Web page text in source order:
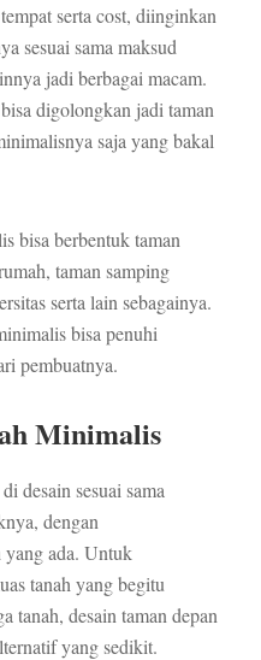
serta cost, diinginkan
sesuai sama maksud
jadi berbagai macam.
digolongkan jadi taman
saja yang bakal
bisa berbentuk taman
taman samping
serta lain sebagainya.
bisa penuhi
pembuatnya.
Minimalis
desain sesuai sama
dengan
yang ada. Untuk
tanah yang begitu
tanah, desain taman depan
yang sedikit.